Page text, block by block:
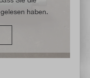
gelesen haben.